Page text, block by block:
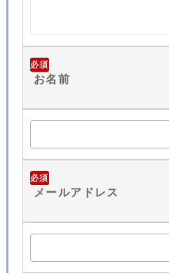
必須
お名前
必須
メールアドレス